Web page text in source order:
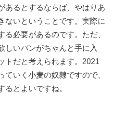
あるとするならば、やはりあ
ないということです。実際に
必要があるのです。ただ、
しいパンがちゃんと手に入
トだと考えられます。2021
いく小麦の奴隷ですので、
るとよいですね。